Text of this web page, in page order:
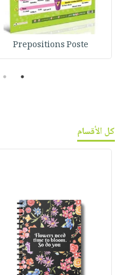
Prepositions Poste
1
2
كل الأقسام